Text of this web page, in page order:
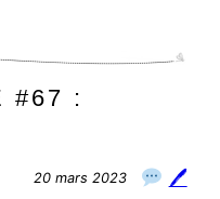
#67 :
20 mars 2023 🖊